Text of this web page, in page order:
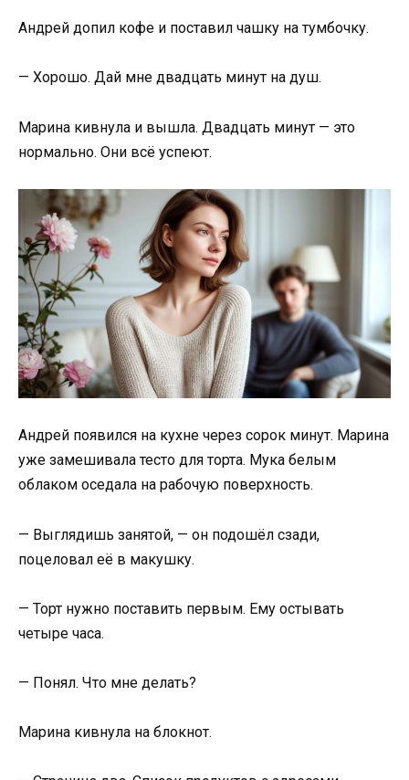
Андрей допил кофе и поставил чашку на тумбочку.
— Хорошо. Дай мне двадцать минут на душ.
Марина кивнула и вышла. Двадцать минут — это
нормально. Они всё успеют.
Андрей появился на кухне через сорок минут. Марина
уже замешивала тесто для торта. Мука белым
облаком оседала на рабочую поверхность.
— Выглядишь занятой, — он подошёл сзади,
поцеловал её в макушку.
— Торт нужно поставить первым. Ему остывать
четыре часа.
— Понял. Что мне делать?
Марина кивнула на блокнот.